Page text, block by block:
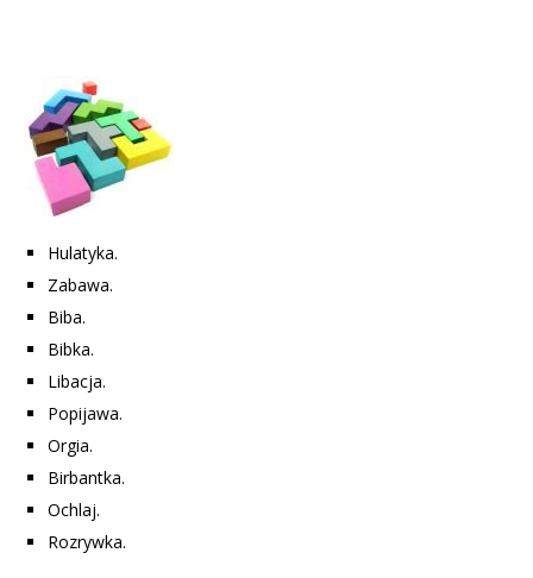
Hulatyka.
Zabawa.
Biba.
Bibka.
Libacja.
Popijawa.
Orgia.
Birbantka.
Ochlaj.
Rozrywka.